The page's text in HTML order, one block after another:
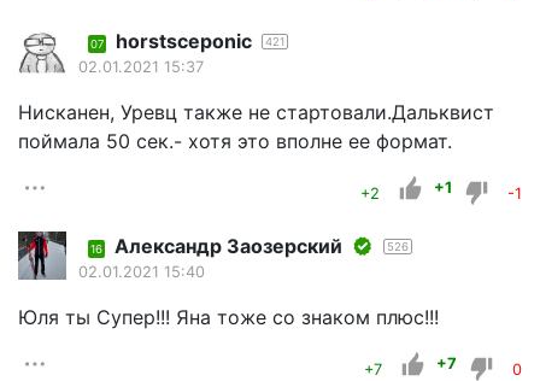
07 horstsceponic 421
02.01.2021 15:37
Нисканен, Уревц также не стартовали.Дальквист
поймала 50 сек.- хотя это вполне ее формат.
+2 +1 -1
16 Александр Заозерский 526
02.01.2021 15:40
Юля ты Супер!!! Яна тоже со знаком плюс!!!
+7 +7 0